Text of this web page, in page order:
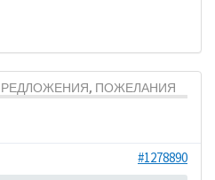
ПОЖЕЛАНИЯ
#1278890